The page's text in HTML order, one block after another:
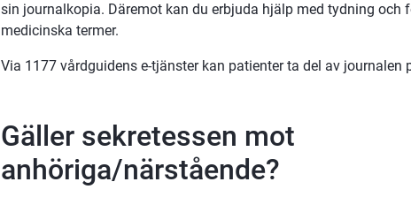
sin journalkopia. Däremot kan du erbjuda hjälp med tydning och
medicinska termer.
Via 1177 vårdguidens e-tjänster kan patienter ta del av journalen
Gäller sekretessen mot
anhöriga/närstående?